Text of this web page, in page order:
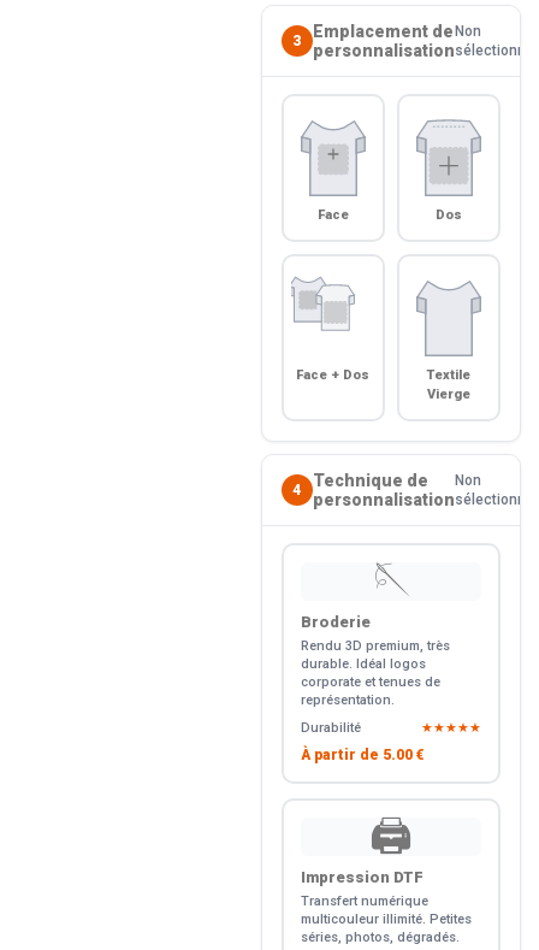
3
Emplacement de
personnalisation
Non
sélectionné
Face Dos
Face + Dos
Textile
Vierge
4
Technique de
personnalisation
Non
sélectionné
🪡
Broderie
Rendu 3D premium, très
durable. Idéal logos
corporate et tenues de
représentation.
Durabilité
★★★★★
À partir de 5.00 €
🖨️
Impression DTF
Transfert numérique
multicouleur illimité. Petites
séries, photos, dégradés.